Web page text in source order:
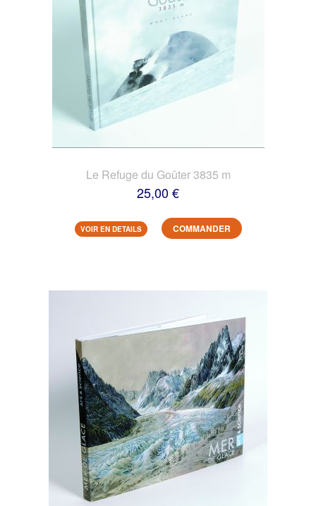
Le Refuge du Goûter 3835 m
25,00 €
VOIR EN DETAILS COMMANDER